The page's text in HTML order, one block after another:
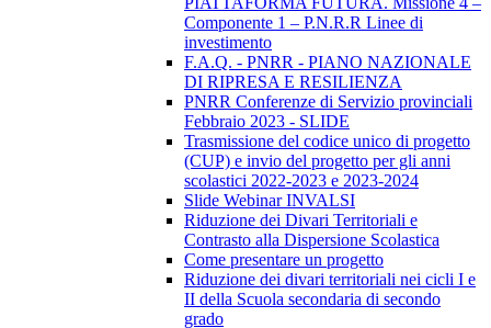
Componente 1 – P.N.R.R Linee di
investimento
F.A.Q. - PNRR - PIANO NAZIONALE
DI RIPRESA E RESILIENZA
PNRR Conferenze di Servizio provinciali
Febbraio 2023 - SLIDE
Trasmissione del codice unico di progetto
(CUP) e invio del progetto per gli anni
scolastici 2022-2023 e 2023-2024
Slide Webinar INVALSI
Riduzione dei Divari Territoriali e
Contrasto alla Dispersione Scolastica
Come presentare un progetto
Riduzione dei divari territoriali nei cicli I e
II della Scuola secondaria di secondo
grado